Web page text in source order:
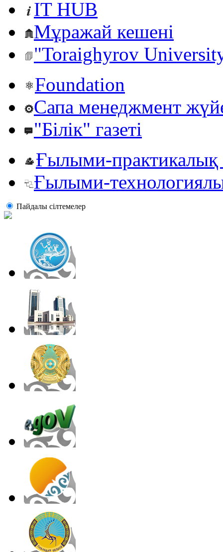
IT HUB
Мұражай кешені
"Toraighyrov
Foundation
Сапа менеджмент
"Білік" газеті
Ғылыми-практикалық
Ғылыми-
Пайдалы сiлтемелер